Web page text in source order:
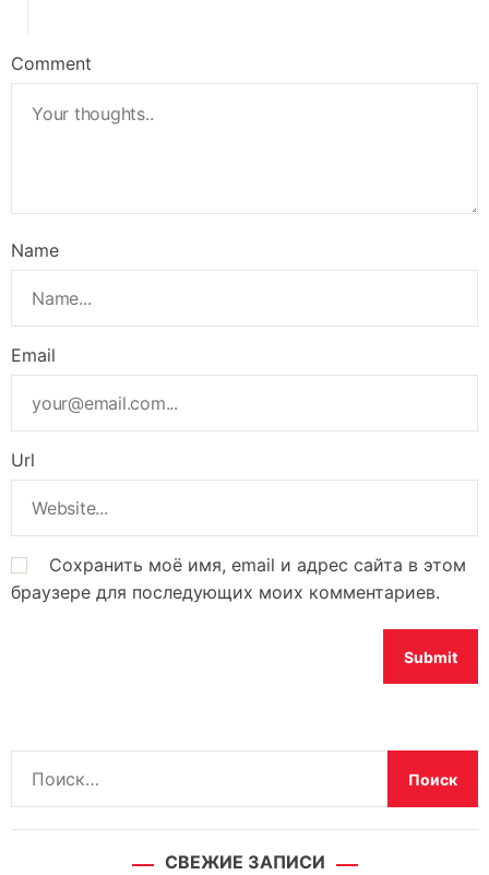
Comment
Name
Email
Url
Сохранить моё имя, email и адрес сайта в этом
браузере для последующих моих комментариев.
СВЕЖИЕ ЗАПИСИ